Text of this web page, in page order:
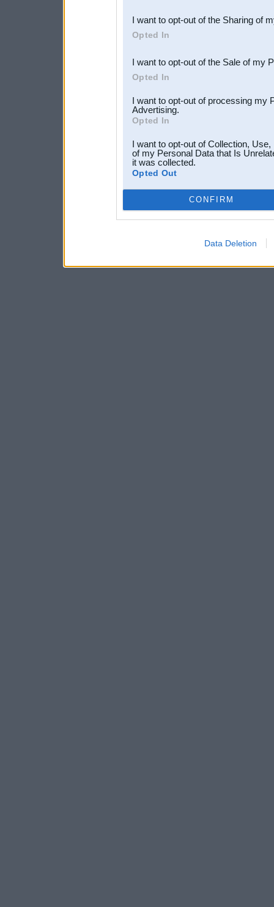
Downstream Participants
third parties.
I want to opt-out of the Sharing of
Opted In
I want to opt-out of the Sale of my
Opted In
I want to opt-out of processing my
Advertising.
Opted In
I want to opt-out of Collection,
of my Personal Data that Is
it was collected.
Opted Out
CONFIRM
Data Deletion